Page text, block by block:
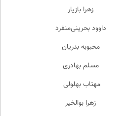
زهرا بازیار
داوود بحرینی‌منفرد
محبوبه بدریان
مسلم بهادری
مهتاب بهلولی
زهرا بوالخیر